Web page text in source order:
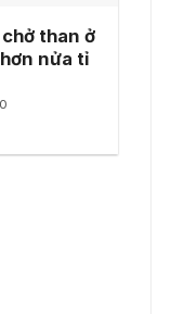
than ở
nửa tỉ